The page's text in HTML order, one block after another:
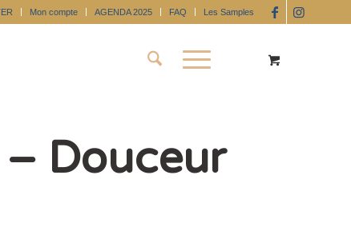
Mon compte AGENDA 2025 FAQ Les Samples
Douceur